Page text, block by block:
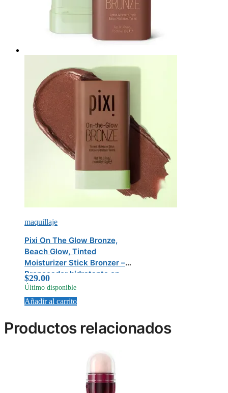
maquillaje
Pixi On The Glow Bronze,
Beach Glow, Tinted
Moisturizer Stick Bronzer –
Bronceador hidratante en
barra
$29.00
Último disponible
Añadir al carrito
Productos relacionados